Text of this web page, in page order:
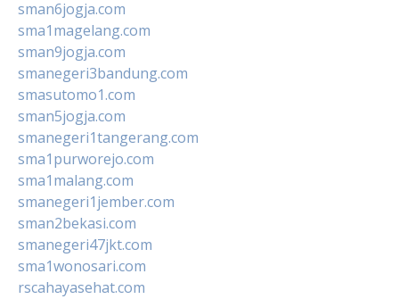
sman6jogja.com
sma1magelang.com
sman9jogja.com
smanegeri3bandung.com
smasutomo1.com
sman5jogja.com
smanegeri1tangerang.com
sma1purworejo.com
sma1malang.com
smanegeri1jember.com
sman2bekasi.com
smanegeri47jkt.com
sma1wonosari.com
rscahayasehat.com